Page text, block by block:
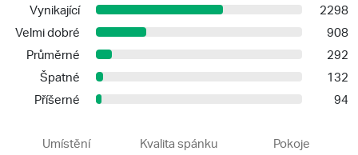
Vynikající
2298
Velmi dobré
908
Průměrné
292
Špatné
132
Příšerné
94
Umístění Kvalita spánku Pokoje